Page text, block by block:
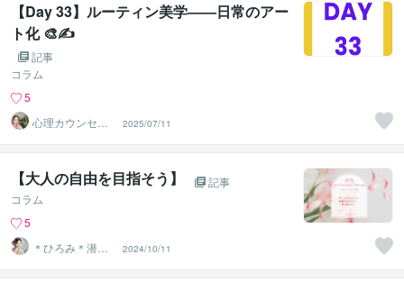
【Day 33】ルーティン美学――日常のアー
ト化 🎨✍️
記事
コラム
5
心理カウンセラ
ーの看護師さん
＊aki＊
2025/07/11
【大人の自由を目指そう】
記事
コラム
5
＊ひろみ＊潜在
意識覚醒カウン
セラー
2024/10/11